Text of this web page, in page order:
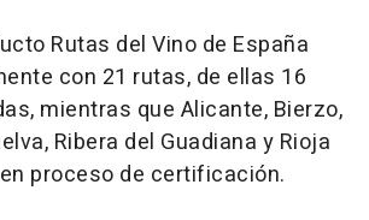
Rutas del Vino de España
con 21 rutas, de ellas 16
mientras que Alicante, Bierzo,
Ribera del Guadiana y Rioja
proceso de certificación.